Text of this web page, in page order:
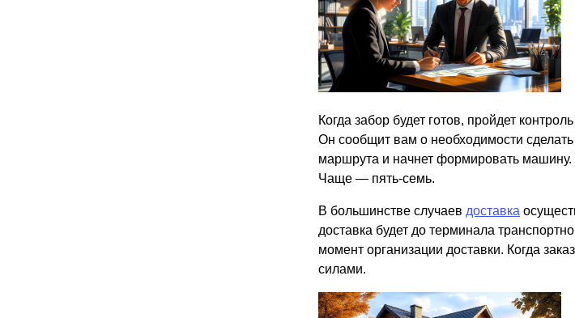
Когда забор будет готов, пройдет
Он сообщит вам о необходимости сделать
маршрута и начнет формировать машину.
Чаще — пять-семь.
В большинстве случаев доставка
доставка будет до терминала
момент организации доставки. Когда
силами.